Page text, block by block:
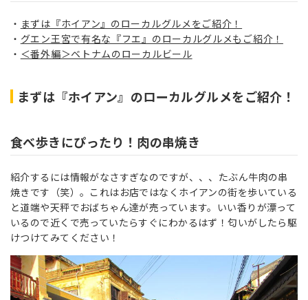
まずは『ホイアン』のローカルグルメをご紹介！
グエン王宮で有名な『フエ』のローカルグルメもご紹介！
＜番外編＞ベトナムのローカルビール
まずは『ホイアン』のローカルグルメをご紹介！
食べ歩きにぴったり！肉の串焼き
紹介するには情報がなさすぎなのですが、、、たぶん牛肉の串
焼きです（笑）。これはお店ではなくホイアンの街を歩いている
と道端や天秤でおばちゃん達が売っています。いい香りが漂って
いるので近くで売っていたらすぐにわかるはず！匂いがしたら駆
けつけてみてください！